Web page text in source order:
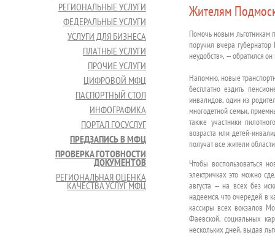
РЕГИОНАЛЬНЫЕ УСЛУГИ
ФЕДЕРАЛЬНЫЕ УСЛУГИ
УСЛУГИ ДЛЯ БИЗНЕСА
ПЛАТНЫЕ УСЛУГИ
ПРОЧИЕ УСЛУГИ
ЦИФРОВОЙ МФЦ
ПАСПОРТНЫЙ СТОЛ
ИНФОГРАФИКА
ПОРТАЛ ГОСУСЛУГ
ПРЕДЗАПИСЬ В МФЦ
ПРОВЕРКА ГОТОВНОСТИ
ДОКУМЕНТОВ
РЕГИОНАЛЬНАЯ ОЦЕНКА
КАЧЕСТВА УСЛУГ МФЦ
Жителям
Помочь новым льготникам
поручил вчера
неудобств», — обратился
Напомню, новые
бесплатно ездить
инвалидов, один из
многодетной семьи,
также участники
возраста или детей-
получат все жители
Чтобы воспользоваться
электричках это можно
августа — на всех без
надеемся, что очередей в
кассиры всех вокзалов
Фаевской, социальных
нескольких дней, выдав